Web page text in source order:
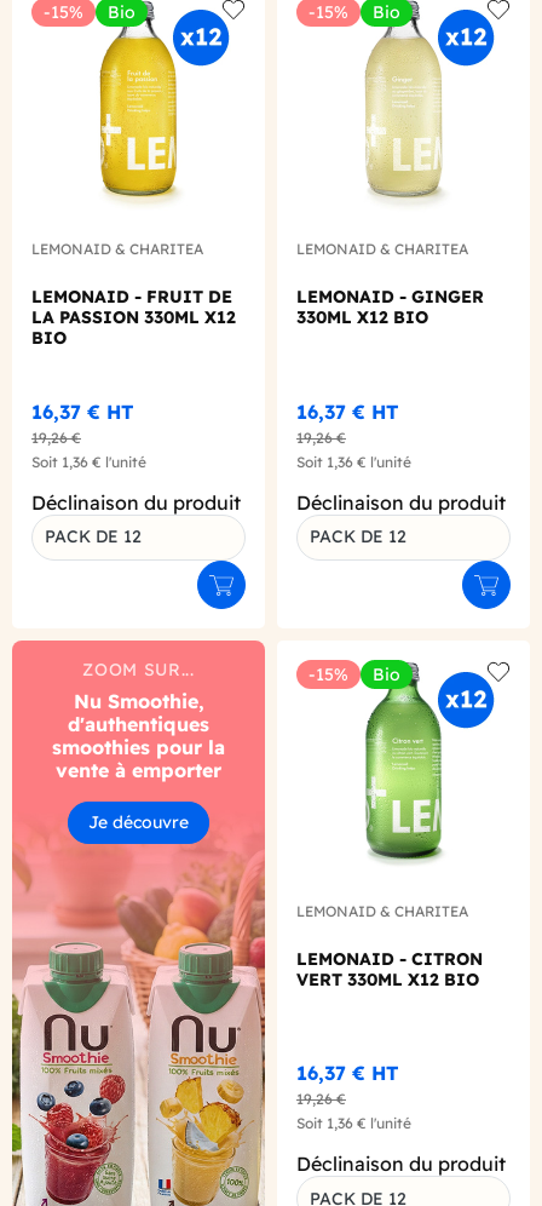
-15% Bio
Add to wishlist
LEMONAID & CHARITEA
LEMONAID - FRUIT DE
LA PASSION 330ML X12
BIO
16,37 € HT
19,26 €
Soit 1,36 € l'unité
Déclinaison du produit
PACK DE 12
Ajouter au panier
-15% Bio
Add
LEMONAID & CHARITEA
LEMONAID - GINGER
330ML X12 BIO
16,37 € HT
19,26 €
Soit 1,36 € l'unité
Déclinaison du produit
PACK DE 12
ZOOM SUR...
Nu Smoothie,
d'authentiques
smoothies pour la
vente à emporter
Je découvre
-15% Bio
Add
LEMONAID & CHARITEA
LEMONAID - CITRON
VERT 330ML X12 BIO
16,37 € HT
19,26 €
Soit 1,36 € l'unité
Déclinaison du produit
PACK DE 12